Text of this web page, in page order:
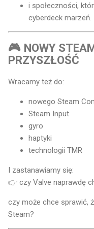
i społeczności,
cyberdeck marzeń.
🎮 NOWY
PRZYSZŁOŚĆ
Wracamy też do:
nowego Steam
Steam Input
gyro
haptyki
technologii TMR
I zastanawiamy się:
👉 czy Valve naprawdę
czy może chce sprawić,
Steam?